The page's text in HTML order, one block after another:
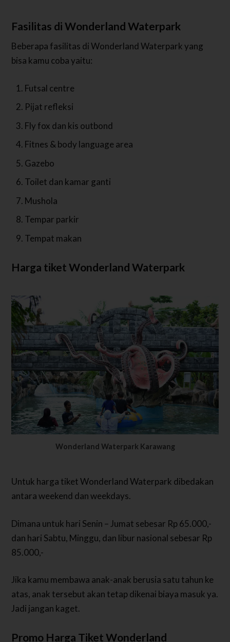
Fasilitas di Wonderland Waterpark
Beberapa fasilitas di Wonderland Waterpark yang
bisa kamu coba yaitu:
Futsal centre
Pijat refleksi
Fly fox dan kis outbond
Fitnes & body language area
Gazebo
Toilet dan kamar ganti
Mushola
Tempar parkir
Tempat makan
Harga tiket Wonderland Waterpark
Wonderland Waterpark Karawang
Untuk harga tiket Wonderland Waterpark dibedakan
antara weekend dan weekdays.
Dimana untuk hari Senin – Jumat sebesar Rp 65.000,-
dan hari Sabtu, Minggu, dan libur nasional sebesar Rp
85.000,-
Jika kamu membawa anak-anak berusia satu tahun ke
atas, anak tersebut akan tetap dikenai biaya masuk ya.
Jadi jangan kaget.
Promo Harga Tiket Wonderland